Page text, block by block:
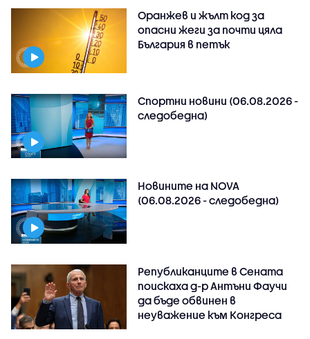
Оранжев и жълт код за
опасни жеги за почти цяла
България в петък
Спортни новини (06.08.2026 -
следобедна)
Новините на NOVA
(06.08.2026 - следобедна)
Републиканците в Сената
поискаха д-р Антъни Фаучи
да бъде обвинен в
неуважение към Конгреса